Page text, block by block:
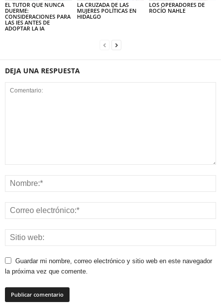
EL TUTOR QUE NUNCA
DUERME:
CONSIDERACIONES PARA
LAS IES ANTES DE
ADOPTAR LA IA
LA CRUZADA DE LAS
MUJERES POLÍTICAS EN
HIDALGO
LOS OPERADORES DE
ROCÍO NAHLE
DEJA UNA RESPUESTA
Guardar mi nombre, correo electrónico y sitio web en este navegador
la próxima vez que comente.